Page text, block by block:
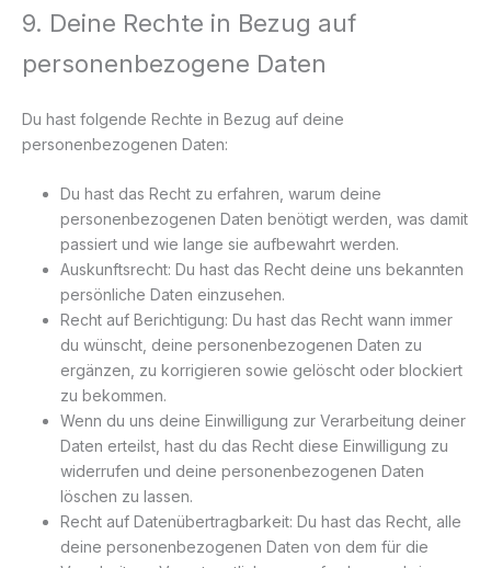
9. Deine Rechte in Bezug auf
personenbezogene Daten
Du hast folgende Rechte in Bezug auf deine
personenbezogenen Daten:
Du hast das Recht zu erfahren, warum deine
personenbezogenen Daten benötigt werden, was damit
passiert und wie lange sie aufbewahrt werden.
Auskunftsrecht: Du hast das Recht deine uns bekannten
persönliche Daten einzusehen.
Recht auf Berichtigung: Du hast das Recht wann immer
du wünscht, deine personenbezogenen Daten zu
ergänzen, zu korrigieren sowie gelöscht oder blockiert
zu bekommen.
Wenn du uns deine Einwilligung zur Verarbeitung deiner
Daten erteilst, hast du das Recht diese Einwilligung zu
widerrufen und deine personenbezogenen Daten
löschen zu lassen.
Recht auf Datenübertragbarkeit: Du hast das Recht, alle
deine personenbezogenen Daten von dem für die